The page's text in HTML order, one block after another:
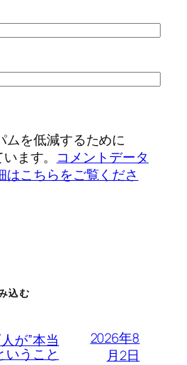
ムを低減するために
ます。 コメントデータ
はこちらをご覧くださ
込む
が”本当
いうこと
2026年8
月2日